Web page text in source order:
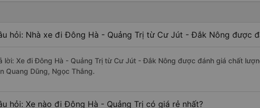
hỏi: Nhà xe đi Đông Hà - Quảng Trị từ Cư Jút - Đắk Nông được
lời: Xe đi Đông Hà - Quảng Trị từ Cư Jút - Đắk Nông được đánh giá chất
Quang Dũng, Ngọc Thắng.
hỏi: Xe nào đi Đông Hà - Quảng Trị có giá rẻ nhất?